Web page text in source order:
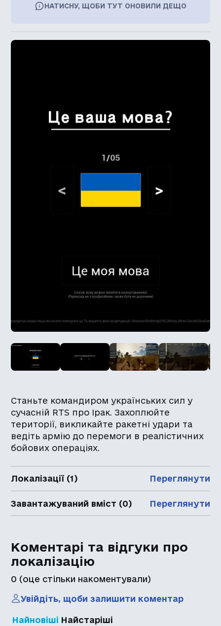
Станьте командиром українських сил у
сучасній RTS про Ірак. Захоплюйте
території, викликайте ракетні удари та
ведіть армію до перемоги в реалістичних
бойових операціях.
Локалізації (1) Переглянути
Завантажуваний вміст (0) Переглянути
Коментарі та відгуки про
локалізацію
0 (оце стільки накоментували)
Увійдіть, щоби залишити коментар
Найновіші Найстаріші
НАТИСНУ, ЩОБИ ТУТ ОНОВИЛИ ДЕЩО